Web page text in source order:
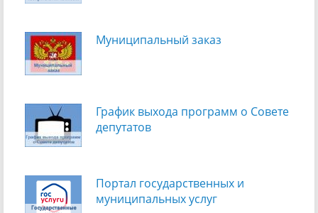
Муниципальный заказ
График выхода программ о Cовете
депутатов
Портал государственных и
муниципальных услуг